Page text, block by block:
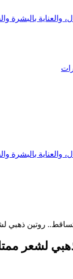
روتين
ذهبي لشعر